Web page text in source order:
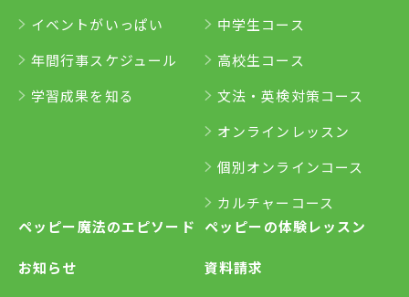
イベントがいっぱい
年間行事スケジュール
学習成果を知る
中学生コース
高校生コース
文法・英検対策コース
オンラインレッスン
個別オンラインコース
カルチャーコース
ペッピー魔法のエピソード
お知らせ
ペッピーの体験レッスン
資料請求